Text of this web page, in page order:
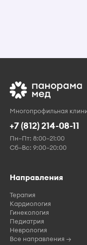
Многопрофильная
+7 (812) 214-08-11
Пн–Пт: 8:00–21:00
Сб–Вс: 9:00–20:00
Направления
Терапия
Кардиология
Гинекология
Педиатрия
Неврология
Все направления →